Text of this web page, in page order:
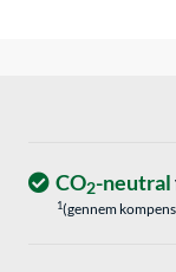
CO2-neutral
1(gennem